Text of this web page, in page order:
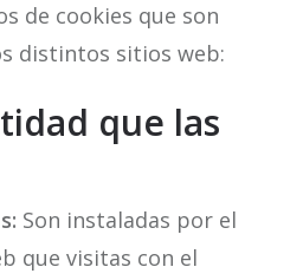
de cookies que son
distintos sitios web:
que las
Son instaladas por el
que visitas con el